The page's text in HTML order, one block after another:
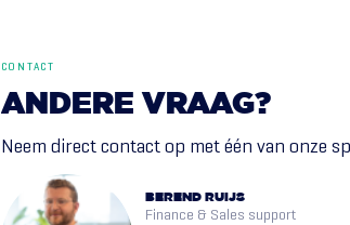
CONTACT
ANDERE VRAAG?
Neem direct contact op met één van onze
BEREND RUIJS
Finance & Sales support